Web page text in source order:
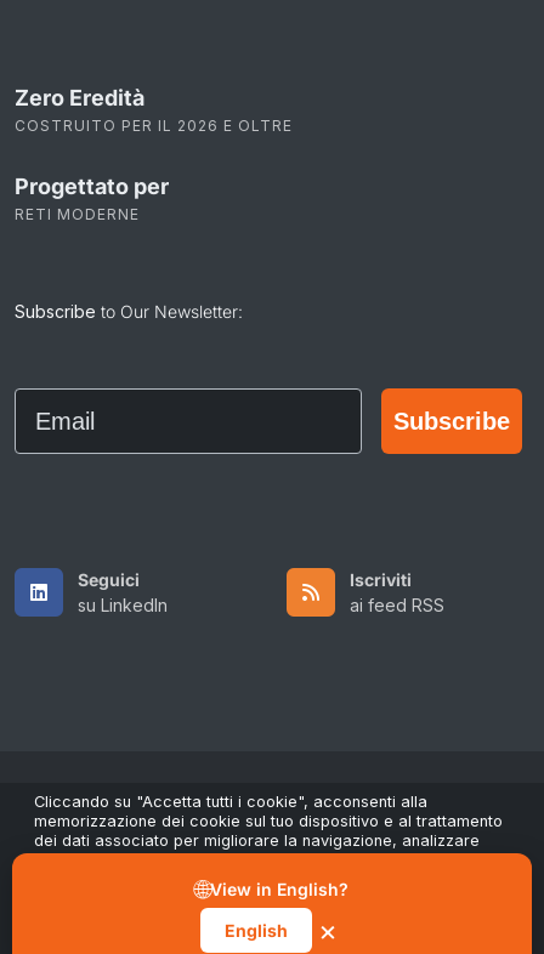
Zero Eredità
COSTRUITO PER IL 2026 E OLTRE
Progettato per
RETI MODERNE
Subscribe to Our Newsletter:
Email
Subscribe
Seguici
su LinkedIn
Iscriviti
ai feed RSS
Copyright © 2026 All Rights Reserved by ScaleFibre UK Ltd.
Termini e condizioni / Informativa sulla privacy /
Marchi registrati
sales@scalefibre.com
Cliccando su "Accetta tutti i cookie", acconsenti alla
memorizzazione dei cookie sul tuo dispositivo e al trattamento
dei dati associato per migliorare la navigazione, analizzare
performance. Puoi revocare il consenso in qualsiasi momento
tramite il pulsante "Gestisci preferenze" nel nostro Avviso sui
🌐View in English?
English
×